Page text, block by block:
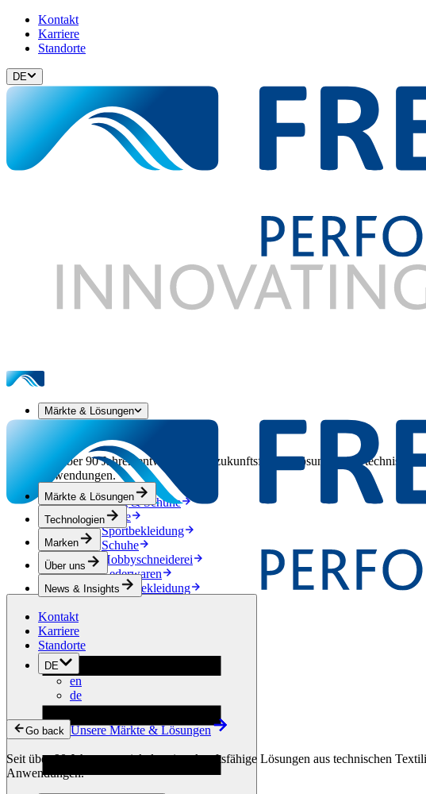
Kontakt
Karriere
Standorte
DE
Märkte & Lösungen
Seit über 90 Jahren entwickeln wir zukunftsfähige Lösungen aus
Anwendungen.
Bekleidung & Schuhe
Mode
Sportbekleidung
Schuhe
Hobbyschneiderei
Lederwaren
Berufsbekleidung
Bodenbeläge
Akustik
Verstärkung
Kondensationskontrolle
Energie
Elektrische Isolierung
Kabel
Märkte & Lösungen
Technologien
Marken
Über uns
News & Insights
Kontakt
Karriere
Standorte
DE
en
de
Go back Unsere Märkte & Lösungen
Seit über 90 Jahren entwickeln wir zukunftsfähige Lösungen aus technischen
Anwendungen.